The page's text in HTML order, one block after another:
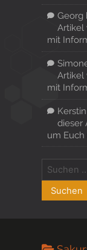
Georg
Artikel
mit
Artikel
mit
dieser
um